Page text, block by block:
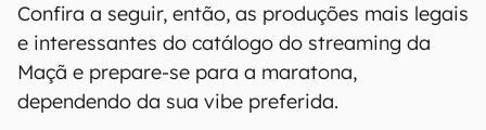
Confira a seguir, então, as produções mais legais
e interessantes do catálogo do streaming da
Maçã e prepare-se para a maratona,
dependendo da sua vibe preferida.